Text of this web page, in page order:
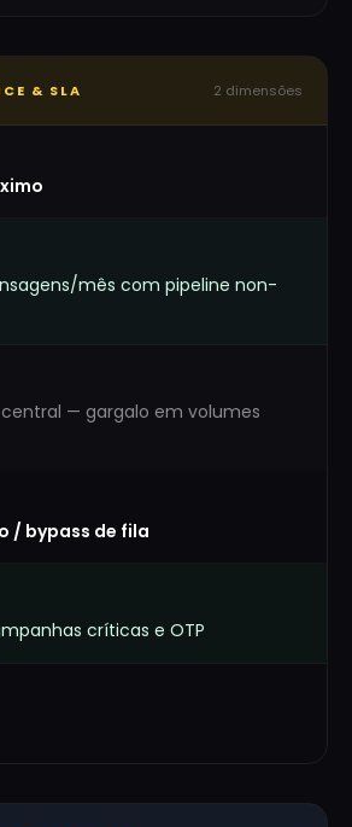
& SLA 2 dimensões
mês com pipeline non-
— gargalo em volumes
/ bypass de fila
críticas e OTP